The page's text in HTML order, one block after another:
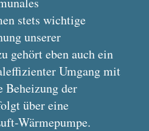
stets wichtige
unserer
gehört eben auch ein
Umgang mit
Beheizung der
über eine
Wärmepumpe.